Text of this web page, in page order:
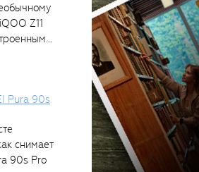
Z11
Pura 90s
снимает
90s Pro